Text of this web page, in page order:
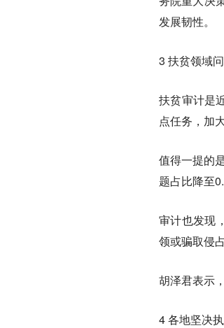
发展韧性。
3 扶贫领域
扶贫审计是
点任务，加
值得一提的
题占比降至
审计也发现
领或骗取侵
胡泽君表示
4 各地坚决